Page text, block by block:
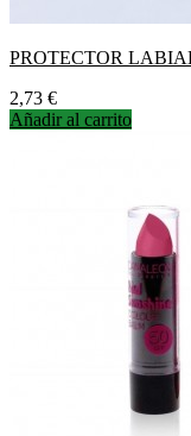
PROTECTOR
Precio
2,73 €
Añadir al carrito